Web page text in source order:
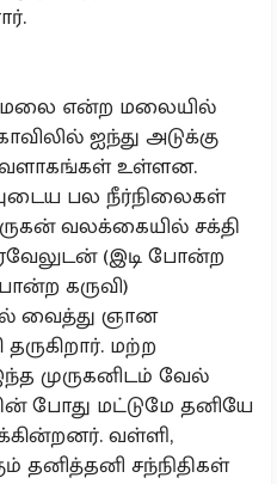
என்ற மலையில்
ஐந்து அடுக்கு
வளாகங்கள் உள்ளன.
பல நீர்நிலைகள்
வலக்கையில் சக்தி
(இடி போன்ற
கருவி)
வைத்து ஞான
மற்ற
முருகனிடம் வேல்
போது மட்டுமே தனியே
வள்ளி,
தனித்தனி சந்நிதிகள்